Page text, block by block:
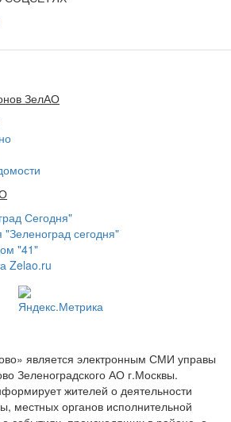
ЗелАО
Сегодня"
сегодня"
"41"
Zelao.ru
является электронным СМИ управы
Зеленоградского АО г.Москвы.
жителей о деятельности
местных органов исполнительной